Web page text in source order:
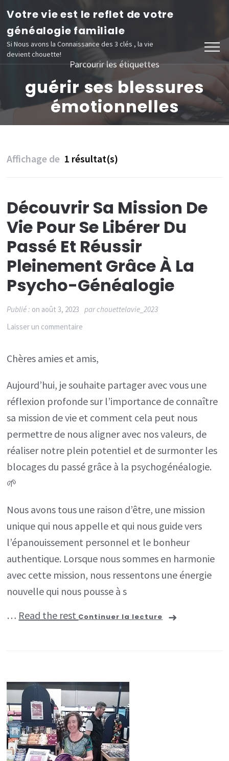
Aller
contenu
(Pressez
Votre vie est le reflet de votre
généalogie familiale
Si Nous avons la Connaissance des 3 clés , la vie
devient chouette!
Parcourir les étiquettes
guérir ses blessures
émotionnelles
Affichage de 1 résultat(s)
Découvrir Sa Mission De
Vie Pour Se Libérer Du
Passé Et Réussir
Pleinement Grâce À La
Psycho-Généalogie
Publié : on août 3, 2023 parchouettelavie_2023
Laisser un commentaire
sa
de
vie
pour
se
libérer
du
et
réussir
pleinement
grâce
à
la
généalogie
Chères amies et amis,
Aujourd’hui, je souhaite partager avec vous une
réflexion profonde sur l’importance de connaître
sa mission de vie et comment cela peut nous
permettre de nous aligner avec nos valeurs, de
réaliser notre plein potentiel et de surmonter les
blocages du passé grâce à la psychogénéalogie.
🌱
Nous avons tous une raison d’être, une mission
unique qui nous appelle et qui nous guide vers
l’épanouissement personnel et le bonheur
authentique. Lorsque nous sommes en harmonie
avec cette mission, nous ressentons une énergie
nouvelle qui nous pousse à s
… Read the rest Continuer la lecture